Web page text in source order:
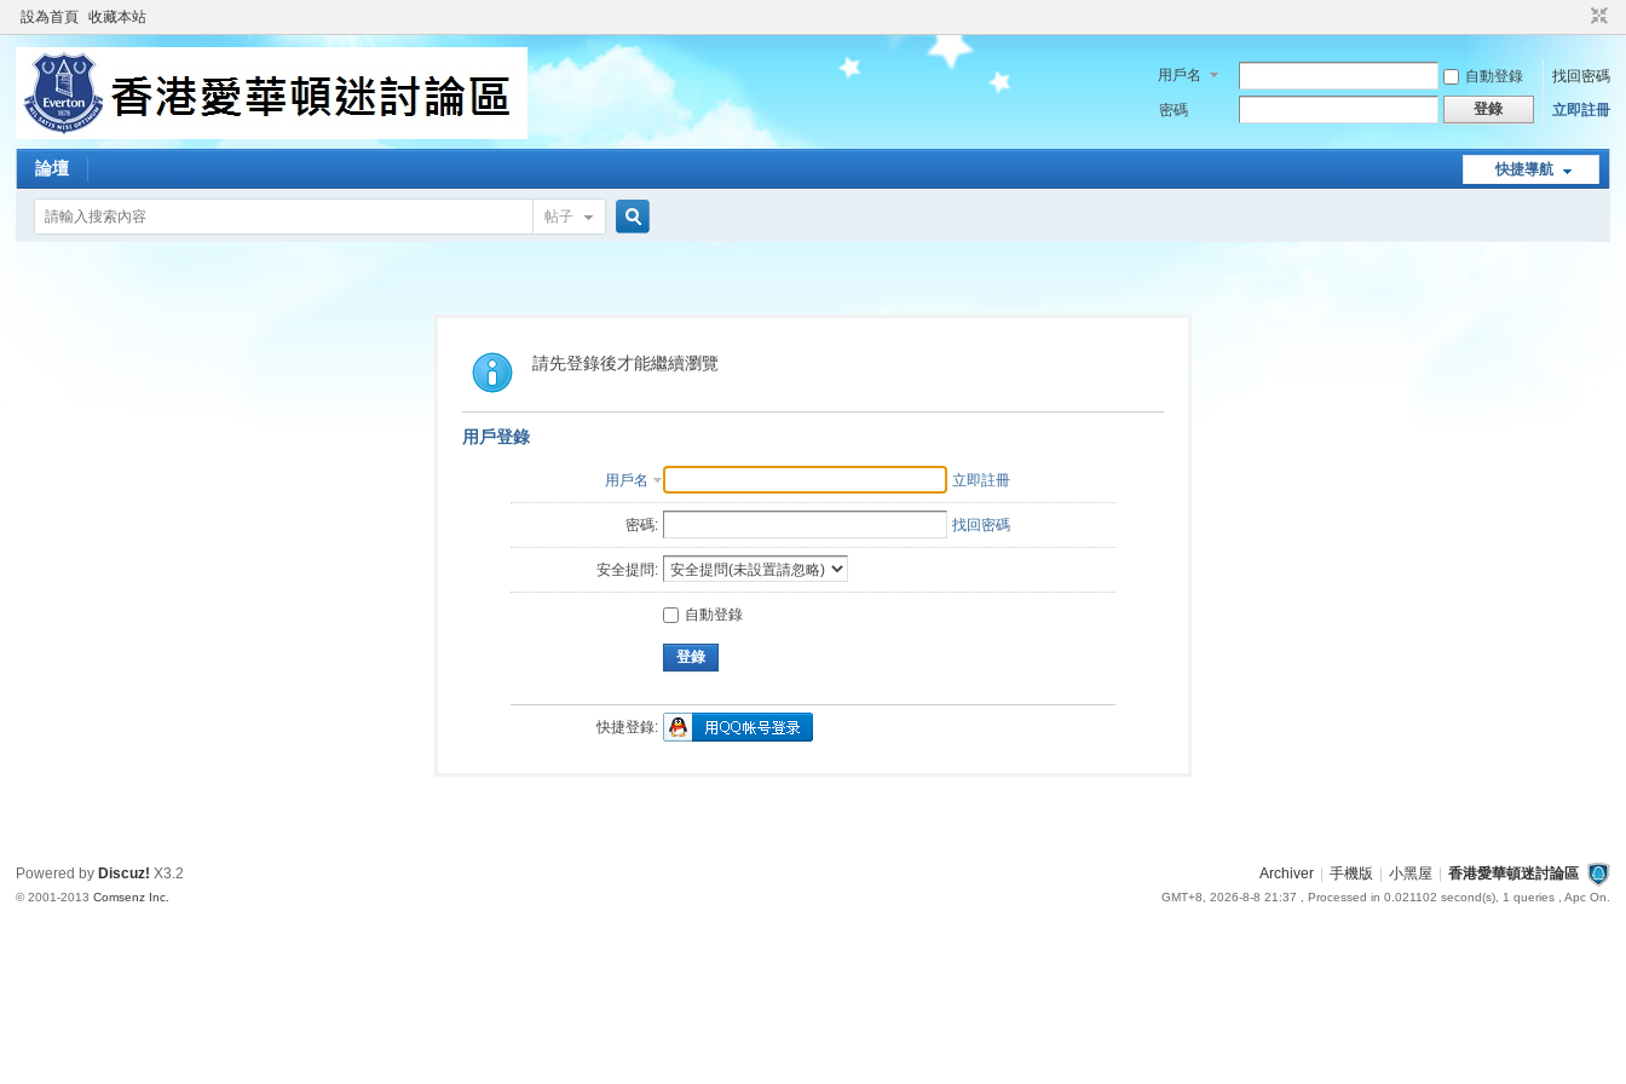
設為首頁 收藏本站
用戶名 自動登錄
找回密碼
密碼
登錄 立即註冊
快捷導航
論壇
帖子
索
請先登錄後才能繼續瀏覽
用戶登錄
用戶名 立即註冊
密碼: 找回密碼
安全提問:
自動登錄
登錄
快捷登錄:
Archiver 手機版 小黑屋 香港愛華頓迷討論區
GMT+8, 2026-8-8 21:37 , Processed in 0.021102 second(s), 1 queries , Apc On.
Powered by Discuz! X3.2
© 2001-2013Comsenz Inc.